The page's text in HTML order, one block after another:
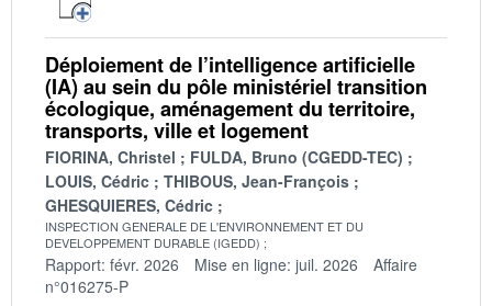
Déploiement de l’intelligence artificielle
(IA) au sein du pôle ministériel transition
écologique, aménagement du territoire,
transports, ville et logement
FIORINA, Christel
FULDA, Bruno (CGEDD-TEC)
LOUIS, Cédric
THIBOUS, Jean-François
GHESQUIERES, Cédric
INSPECTION GENERALE DE L'ENVIRONNEMENT ET DU
DEVELOPPEMENT DURABLE (IGEDD)
Rapport: févr. 2026 Mise en ligne: juil. 2026
Affaire
n°016275-P